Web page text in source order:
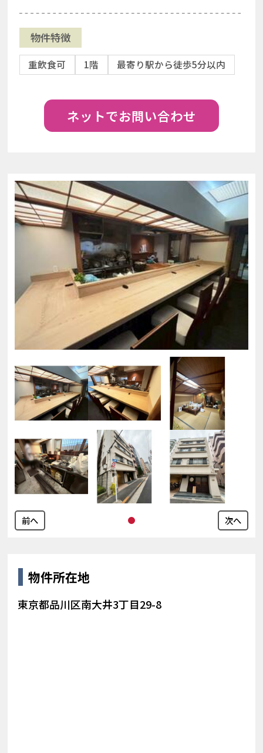
物件特徴
重飲食可 1階 最寄り駅から徒歩5分以内
ネットでお問い合わせ
前へ 次へ
物件所在地
東京都品川区南大井3丁目29-8